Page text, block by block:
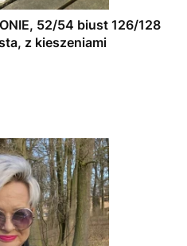
52/54 biust 126/128
z kieszeniami